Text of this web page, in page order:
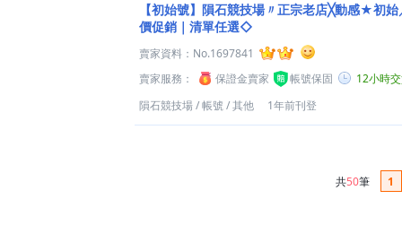
【初始號】隕石競技場〃正宗老店╳動感★初
價促銷｜清單任選◇
賣家資料： No.1697841
賣家服務：
保證金賣家 帳號保固
12小時
隕石競技場/帳號/其他 1年前刊登
共50筆 1